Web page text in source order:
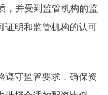
，并受到监管机构的监
证明和监管机构的认可
遵守监管要求，确保资